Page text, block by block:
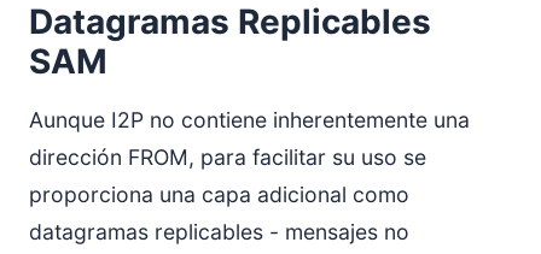
Datagramas Replicables
SAM
Aunque I2P no contiene inherentemente una
dirección FROM, para facilitar su uso se
proporciona una capa adicional como
datagramas replicables - mensajes no